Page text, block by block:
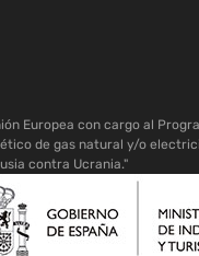
Europea con cargo al
de gas natural y/o
contra Ucrania."